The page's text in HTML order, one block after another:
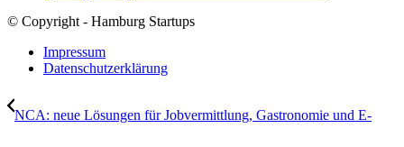
© Copyright - Hamburg Startups
Impressum
Datenschutzerklärung
NCA: neue Lösungen für Jobvermittlung, Gastronomie und E-